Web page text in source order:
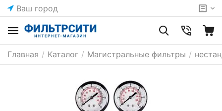
Ваш город
Главная / Каталог / Магистральные фильтры /